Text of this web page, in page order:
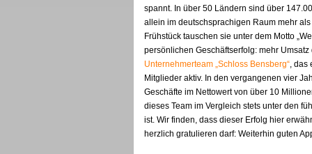
spannt. In über 50 Ländern sind über
allein im deutschsprachigen Raum mehr
Frühstück tauschen sie unter dem Motto
persönlichen Geschäftserfolg: mehr
Unternehmerteam „Schloss Bensberg“, das
Mitglieder aktiv. In den vergangenen vier
Geschäfte im Nettowert von über 10
dieses Team im Vergleich stets unter den
ist. Wir finden, dass dieser Erfolg hier
herzlich gratulieren darf: Weiterhin guten